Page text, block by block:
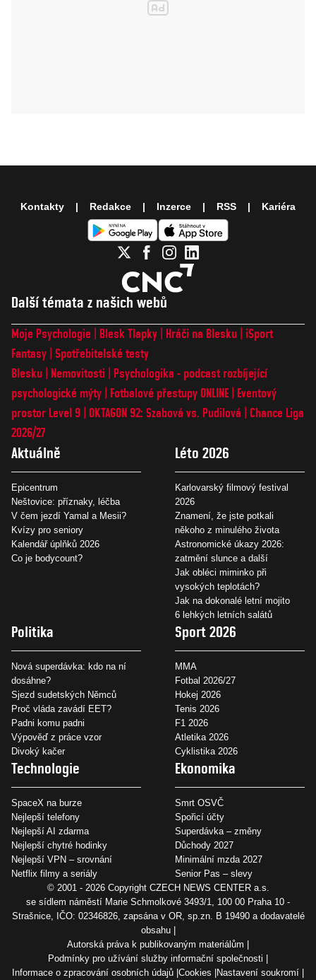
Další témata z našich webů
Moje Psychologie Blesk Tlapky Hráči na Blesku
iSport
Fantasy Spotřebitelské testy
Blesku
Nemovitosti
Psychologika - podcast rozbíjející
psychologické mýty
Fotbalové přestupy ONLINE
Eventový
prostor Level 9 OKTAGON 92: Szabová vs. Pudilová
Chance Liga
2026/27
Aktuálně
Epicentrum
Neštovice: příznaky, léčba
V čem jezdí Yamal a Mesii?
Kvízy pro seniory
Kalendář úplňků 2026
Co je bodycount?
Léto 2026
Karlovarský filmový festival
2026
Znamení, že jste potkali
někoho z minulého života
Astronomické úkazy 2026:
zatmění slunce a další
Jak obléci miminko při
vysokých teplotách?
Jak na dokonalé letní mojito
6 lehkých letních salátů
Politika
Nová superdávka: kdo na ní
dosáhne?
Sjezd sudetských Němců
Proč vláda zavádí EET?
Padni komu padni
Výpověď z práce vzor
Divoký kačer
Sport 2026
MMA
Fotbal 2026/27
Hokej 2026
Tenis 2026
F1 2026
Atletika 2026
Cyklistika 2026
Technologie
SpaceX na burze
Nejlepší telefony
Nejlepší AI zdarma
Nejlepší chytré hodinky
Nejlepší VPN – srovnání
Netflix filmy a seriály
Ekonomika
Smrt OSVČ
Spořicí účty
Superdávka – změny
Důchody 2027
Minimální mzda 2027
Senior Pas – slevy
Kontakty Redakce Inzerce RSS Kariéra
© 2001 - 2026 Copyright CZECH NEWS CENTER a.s.
se sídlem náměstí Marie Schmolkové 3493/1, 100 00 Praha 10 -
Strašnice, IČO: 02346826, zapsána v OR, sp.zn. B 19490 a dodavatelé
obsahu
Autorská práva k publikovaným materiálům
Podmínky pro užívání služby informační společnosti
Informace o zpracování osobních údajů Cookies Nastavení soukromí